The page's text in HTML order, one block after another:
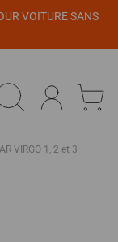
VOITURE SANS
VIRGO 1, 2 et 3